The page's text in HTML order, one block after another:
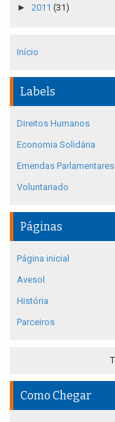
► 2011 (31)
Início
Labels
Direitos Humanos
Economia Solidária
Emendas Parlamentares
Voluntariado
Páginas
Página inicial
Avesol
História
Parceiros
Como Chegar